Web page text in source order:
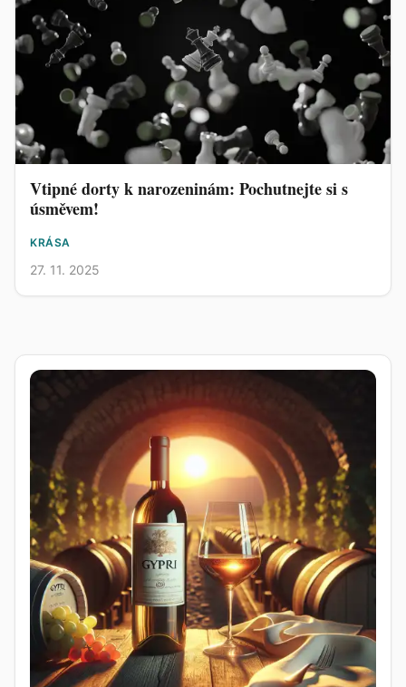
Vtipné dorty k narozeninám: Pochutnejte si s
úsměvem!
KRÁSA
27. 11. 2025